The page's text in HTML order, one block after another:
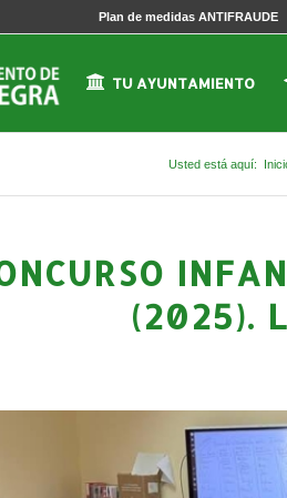
Plan de medidas ANTIFRAUDE
TU AYUNTAMIENTO
Usted está aquí:
(2025).